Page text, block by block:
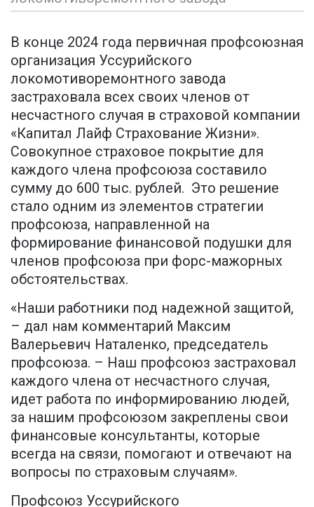
В конце 2024 года первичная профсоюзная
организация Уссурийского
локомотиворемонтного завода
застраховала всех своих членов от
несчастного случая в страховой компании
«Капитал Лайф Страхование Жизни».
Совокупное страховое покрытие для
каждого члена профсоюза составило
сумму до 600 тыс. рублей. Это решение
стало одним из элементов стратегии
профсоюза, направленной на
формирование финансовой подушки для
членов профсоюза при форс-мажорных
обстоятельствах.
«Наши работники под надежной защитой,
– дал нам комментарий Максим
Валерьевич Наталенко, председатель
профсоюза. – Наш профсоюз застраховал
каждого члена от несчастного случая,
идет работа по информированию людей,
за нашим профсоюзом закреплены свои
финансовые консультанты, которые
всегда на связи, помогают и отвечают на
вопросы по страховым случаям».
Профсоюз Уссурийского